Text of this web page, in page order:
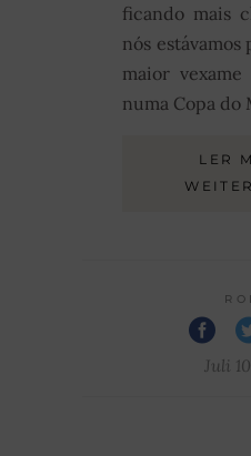
ficando mais
nós
maior
numa Copa do
LER
Juli